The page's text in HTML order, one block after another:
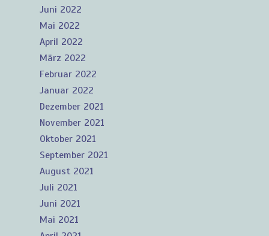
Juni 2022
Mai 2022
April 2022
März 2022
Februar 2022
Januar 2022
Dezember 2021
November 2021
Oktober 2021
September 2021
August 2021
Juli 2021
Juni 2021
Mai 2021